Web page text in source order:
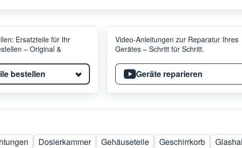
Ersatzteile für Ihr
– Original &
bestellen
Video-Anleitungen zur Reparatur Ihres
Gerätes – Schritt für Schritt.
Geräte reparieren
Dosierkammer Gehäuseteile Geschirrkorb